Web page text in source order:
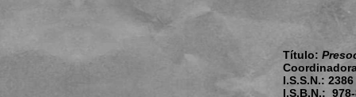
Título:
I.S.S.N.:
I.S.B.N.: